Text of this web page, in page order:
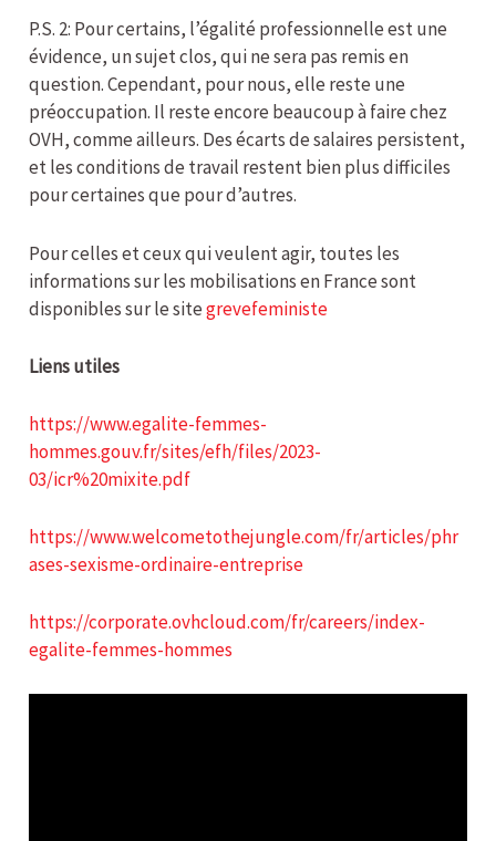
P.S. 2: Pour certains, l’égalité professionnelle est une
évidence, un sujet clos, qui ne sera pas remis en
question. Cependant, pour nous, elle reste une
préoccupation. Il reste encore beaucoup à faire chez
OVH, comme ailleurs. Des écarts de salaires persistent,
et les conditions de travail restent bien plus difficiles
pour certaines que pour d’autres.
Pour celles et ceux qui veulent agir, toutes les
informations sur les mobilisations en France sont
disponibles sur le sitegrevefeministe
Liens utiles
https://www.egalite-femmes-
hommes.gouv.fr/sites/efh/files/2023-
03/icr%20mixite.pdf
https://www.welcometothejungle.com/fr/articles/phr
ases-sexisme-ordinaire-entreprise
https://corporate.ovhcloud.com/fr/careers/index-
egalite-femmes-hommes